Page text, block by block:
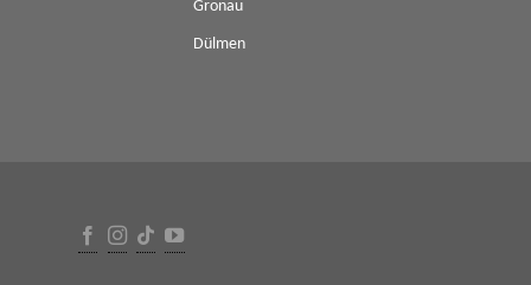
Gronau
Dülmen